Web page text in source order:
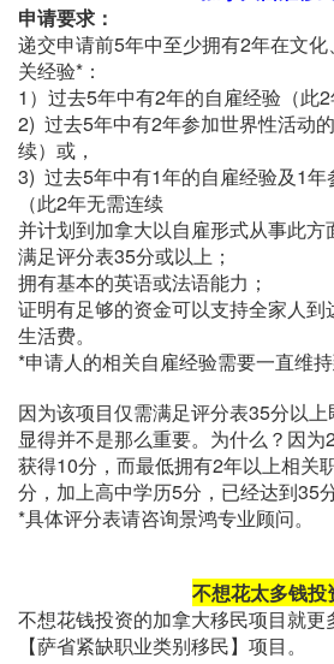
申请要求：
递交申请前5年中至少拥有2年在文
关经验*：
1）过去5年中有2年的自雇经验（此2
2) 过去5年中有2年参加世界性活动
续）或，
3) 过去5年中有1年的自雇经验及1年
（此2年无需连续
并计划到加拿大以自雇形式从事此方
满足评分表35分或以上；
拥有基本的英语或法语能力；
证明有足够的资金可以支持全家人到
生活费。
*申请人的相关自雇经验需要一直维
因为该项目仅需满足评分表35分以
显得并不是那么重要。为什么？因
获得10分，而最低拥有2年以上相关
分，加上高中学历5分，已经达到35
*具体评分表请咨询景鸿专业顾问。
不想花太多钱投
不想花钱投资的加拿大移民项目就
【萨省紧缺职业类别移民】项目。